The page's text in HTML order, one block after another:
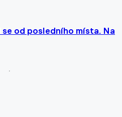
od posledního místa. Na